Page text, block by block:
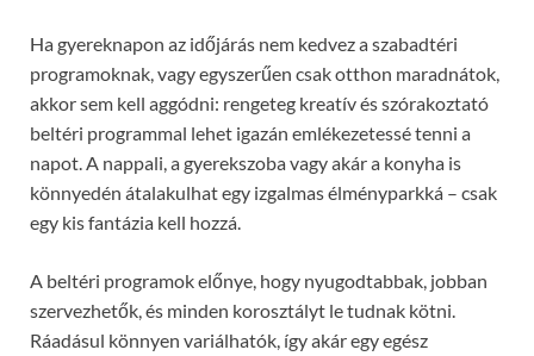
Ha gyereknapon az időjárás nem kedvez a szabadtéri
programoknak, vagy egyszerűen csak otthon maradnátok,
akkor sem kell aggódni: rengeteg kreatív és szórakoztató
beltéri programmal lehet igazán emlékezetessé tenni a
napot. A nappali, a gyerekszoba vagy akár a konyha is
könnyedén átalakulhat egy izgalmas élményparkká – csak
egy kis fantázia kell hozzá.
A beltéri programok előnye, hogy nyugodtabbak, jobban
szervezhetők, és minden korosztályt le tudnak kötni.
Ráadásul könnyen variálhatók, így akár egy egész